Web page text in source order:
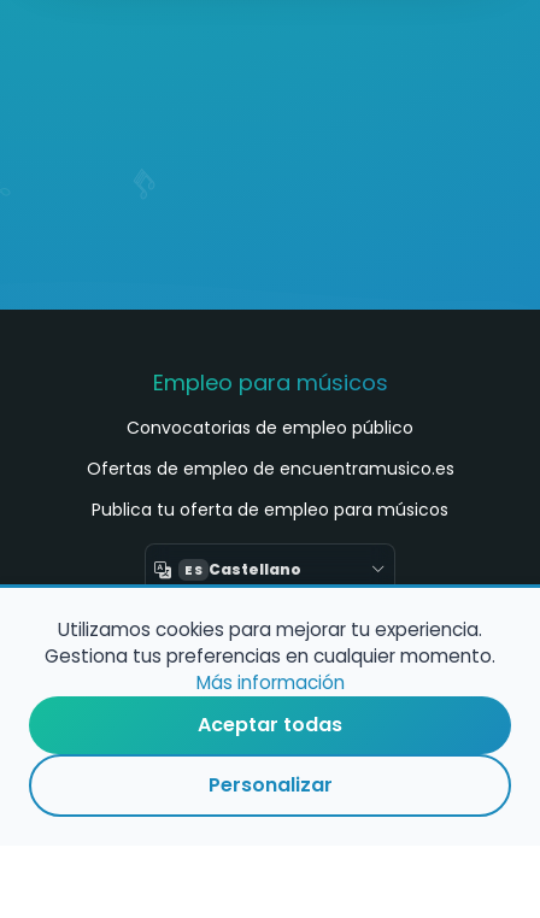
Empleo para músicos
Convocatorias de empleo público
Ofertas de empleo de encuentramusico.es
Publica tu oferta de empleo para músicos
ES Castellano
Encuentra Músico
Buscador de Músicos
Encuentra Pianista Acompañante
Asesoría para músicos y docentes
Utilizamos cookies para mejorar tu experiencia.
Gestiona tus preferencias en cualquier momento.
Más información
Aceptar todas
Personalizar